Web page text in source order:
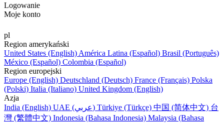
Logowanie
Moje konto
pl
Region amerykański
United States (English) América Latina (Español) Brasil (Português)
México (Español) Colombia (Español)
Region europejski
Europe (English) Deutschland (Deutsch) France (Français) Polska
(Polski) Italia (Italiano) United Kingdom (English)
Azja
India (English)
UAE (عربي) Türkiye (Türkçe) 中国 (简体中文) 台
灣 (繁體中文) Indonesia (Bahasa Indonesia) Malaysia (Bahasa